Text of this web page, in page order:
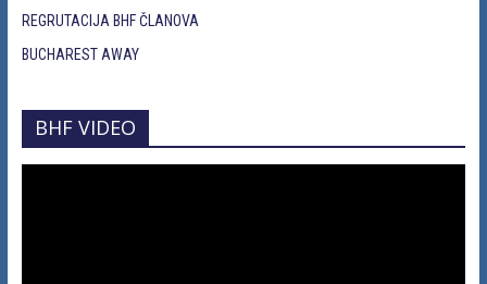
REGRUTACIJA BHF ČLANOVA
BUCHAREST AWAY
BHF VIDEO